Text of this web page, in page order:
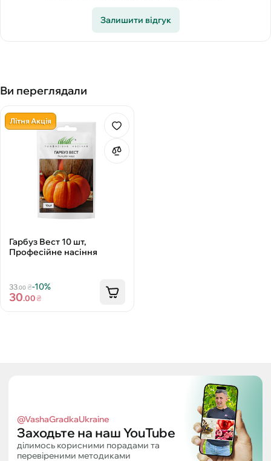
Залишити відгук
Ви переглядали
Літня Акція
Гарбуз Вест 10 шт,
Професійне насіння
33.00₴-10%
30.00₴
@VashaGradkaUkraine
Заходьте на наш YouTube
ділимось корисними порадами та
перевіреними методиками